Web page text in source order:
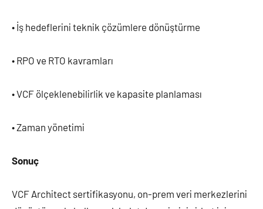
• İş hedeflerini teknik çözümlere dönüştürme
• RPO ve RTO kavramları
• VCF ölçeklenebilirlik ve kapasite planlaması
• Zaman yönetimi
Sonuç
VCF Architect sertifikasyonu, on-prem veri merkezlerini